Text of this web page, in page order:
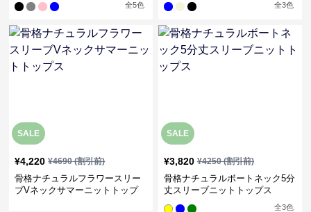
全5色 全3色
SALE
¥4,220 ¥4690(割引前)
骨格ナチュラルフラワースリー
ブVネックサマーニットトップ
SALE
¥3,820 ¥4250(割引前)
骨格ナチュラルボートネック5分
丈スリーブニットトップス
全3色